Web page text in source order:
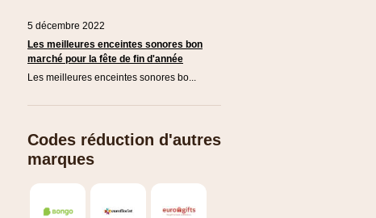
5 décembre 2022
Les meilleures enceintes sonores bon
marché pour la fête de fin d'année
Les meilleures enceintes sonores bo...
Codes réduction d'autres
marques